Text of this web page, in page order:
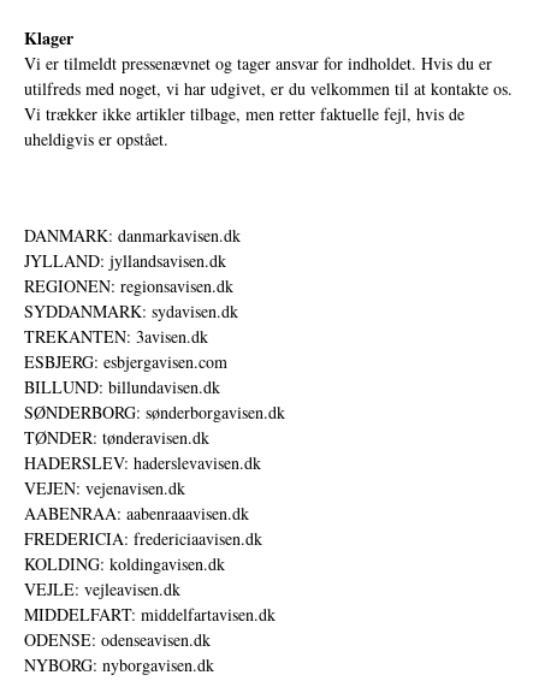
Klager
Vi er tilmeldt pressenævnet og tager ansvar for indholdet. Hvis du er
utilfreds med noget, vi har udgivet, er du velkommen til at kontakte os.
Vi trækker ikke artikler tilbage, men retter faktuelle fejl, hvis de
uheldigvis er opstået.
DANMARK: danmarkavisen.dk
JYLLAND: jyllandsavisen.dk
REGIONEN: regionsavisen.dk
SYDDANMARK: sydavisen.dk
TREKANTEN: 3avisen.dk
ESBJERG: esbjergavisen.com
BILLUND: billundavisen.dk
SØNDERBORG: sønderborgavisen.dk
TØNDER: tønderavisen.dk
HADERSLEV: haderslevavisen.dk
VEJEN: vejenavisen.dk
AABENRAA: aabenraaavisen.dk
FREDERICIA: fredericiaavisen.dk
KOLDING: koldingavisen.dk
VEJLE: vejleavisen.dk
MIDDELFART: middelfartavisen.dk
ODENSE: odenseavisen.dk
NYBORG: nyborgavisen.dk